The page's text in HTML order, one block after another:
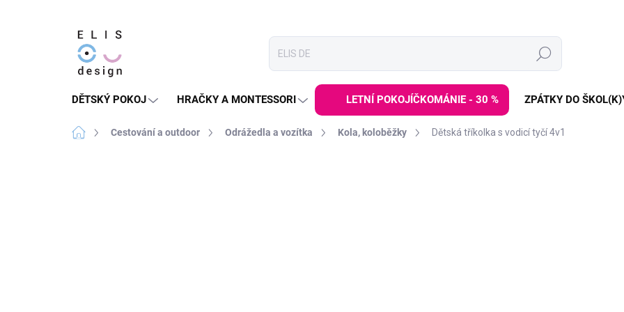
Hledat
DĚTSKÝ POKOJ HRAČKY A MONTESSORI LETNÍ POKOJÍČKOMÁNIE - 30 % ZPÁTKY DO
Domů Cestování a outdoor Odrážedla a vozítka Kola, koloběžky Dětská tříkolka s vodicí tyčí 4v1